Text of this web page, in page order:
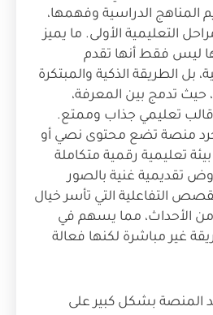
المناهج الدراسية وفهمها،
التعليمية الأولى. ما يميز
ليس فقط أنها تقدم
بل الطريقة الذكية والمبتكرة
حيث تدمج بين المعرفة،
قالب تعليمي جذاب وممتع.
منصة تضع محتوى نصي أو
تعليمية رقمية متكاملة
تقديمية غنية بالصور
التفاعلية التي تأسر خيال
من الأحداث، مما يسهم في
غير مباشرة لكنها فعالة
المنصة بشكل كبير على